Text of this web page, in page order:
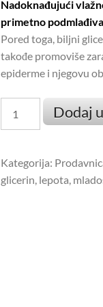
Nadoknađujući
primetno
Pored toga, biljni
takođe promoviše
epiderme i njegovu
hidrataciju
Dodaj
Kategorija:
glicerin, lepota,